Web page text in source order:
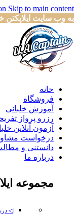
Skip to main content
به وب سایت ایلاپکتن
خانه
فروشگاه
آموزش خلبانی
رزرو پرواز
آزمون آنلاین
درخواست
دانستنی و
درباره ما
مجموعه
◁